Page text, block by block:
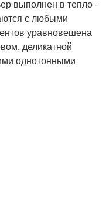
выполнен в тепло -
с любыми
уравновешена
деликатной
однотонными